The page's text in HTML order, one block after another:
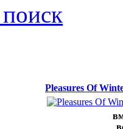
Pleasures Of